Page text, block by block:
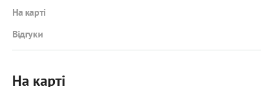
На карті
Відгуки
На карті